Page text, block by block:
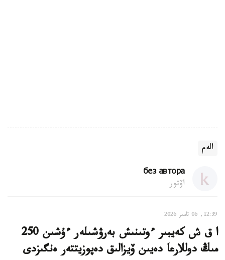
الەم
без автора
اۆتور
12:39, 06 تامىز 2026
ا ق ش كەيبىر ءوتىنىش بەرۋشىلەر ءۇشىن 250
مىڭ دوللارعا دەيىن ۆيزالىق دەپوزيتتەر ەنگىزدى